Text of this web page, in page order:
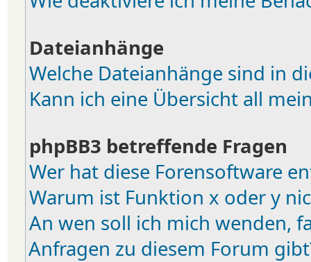
Dateianhänge
Welche Dateianhänge sind in
Kann ich eine Übersicht all
phpBB3 betreffende Fragen
Wer hat diese Forensoftware
Warum ist Funktion x oder y
An wen soll ich mich wenden,
Anfragen zu diesem Forum